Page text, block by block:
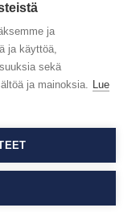
ja
ja käyttöä,
sekä
ja mainoksia. Lue